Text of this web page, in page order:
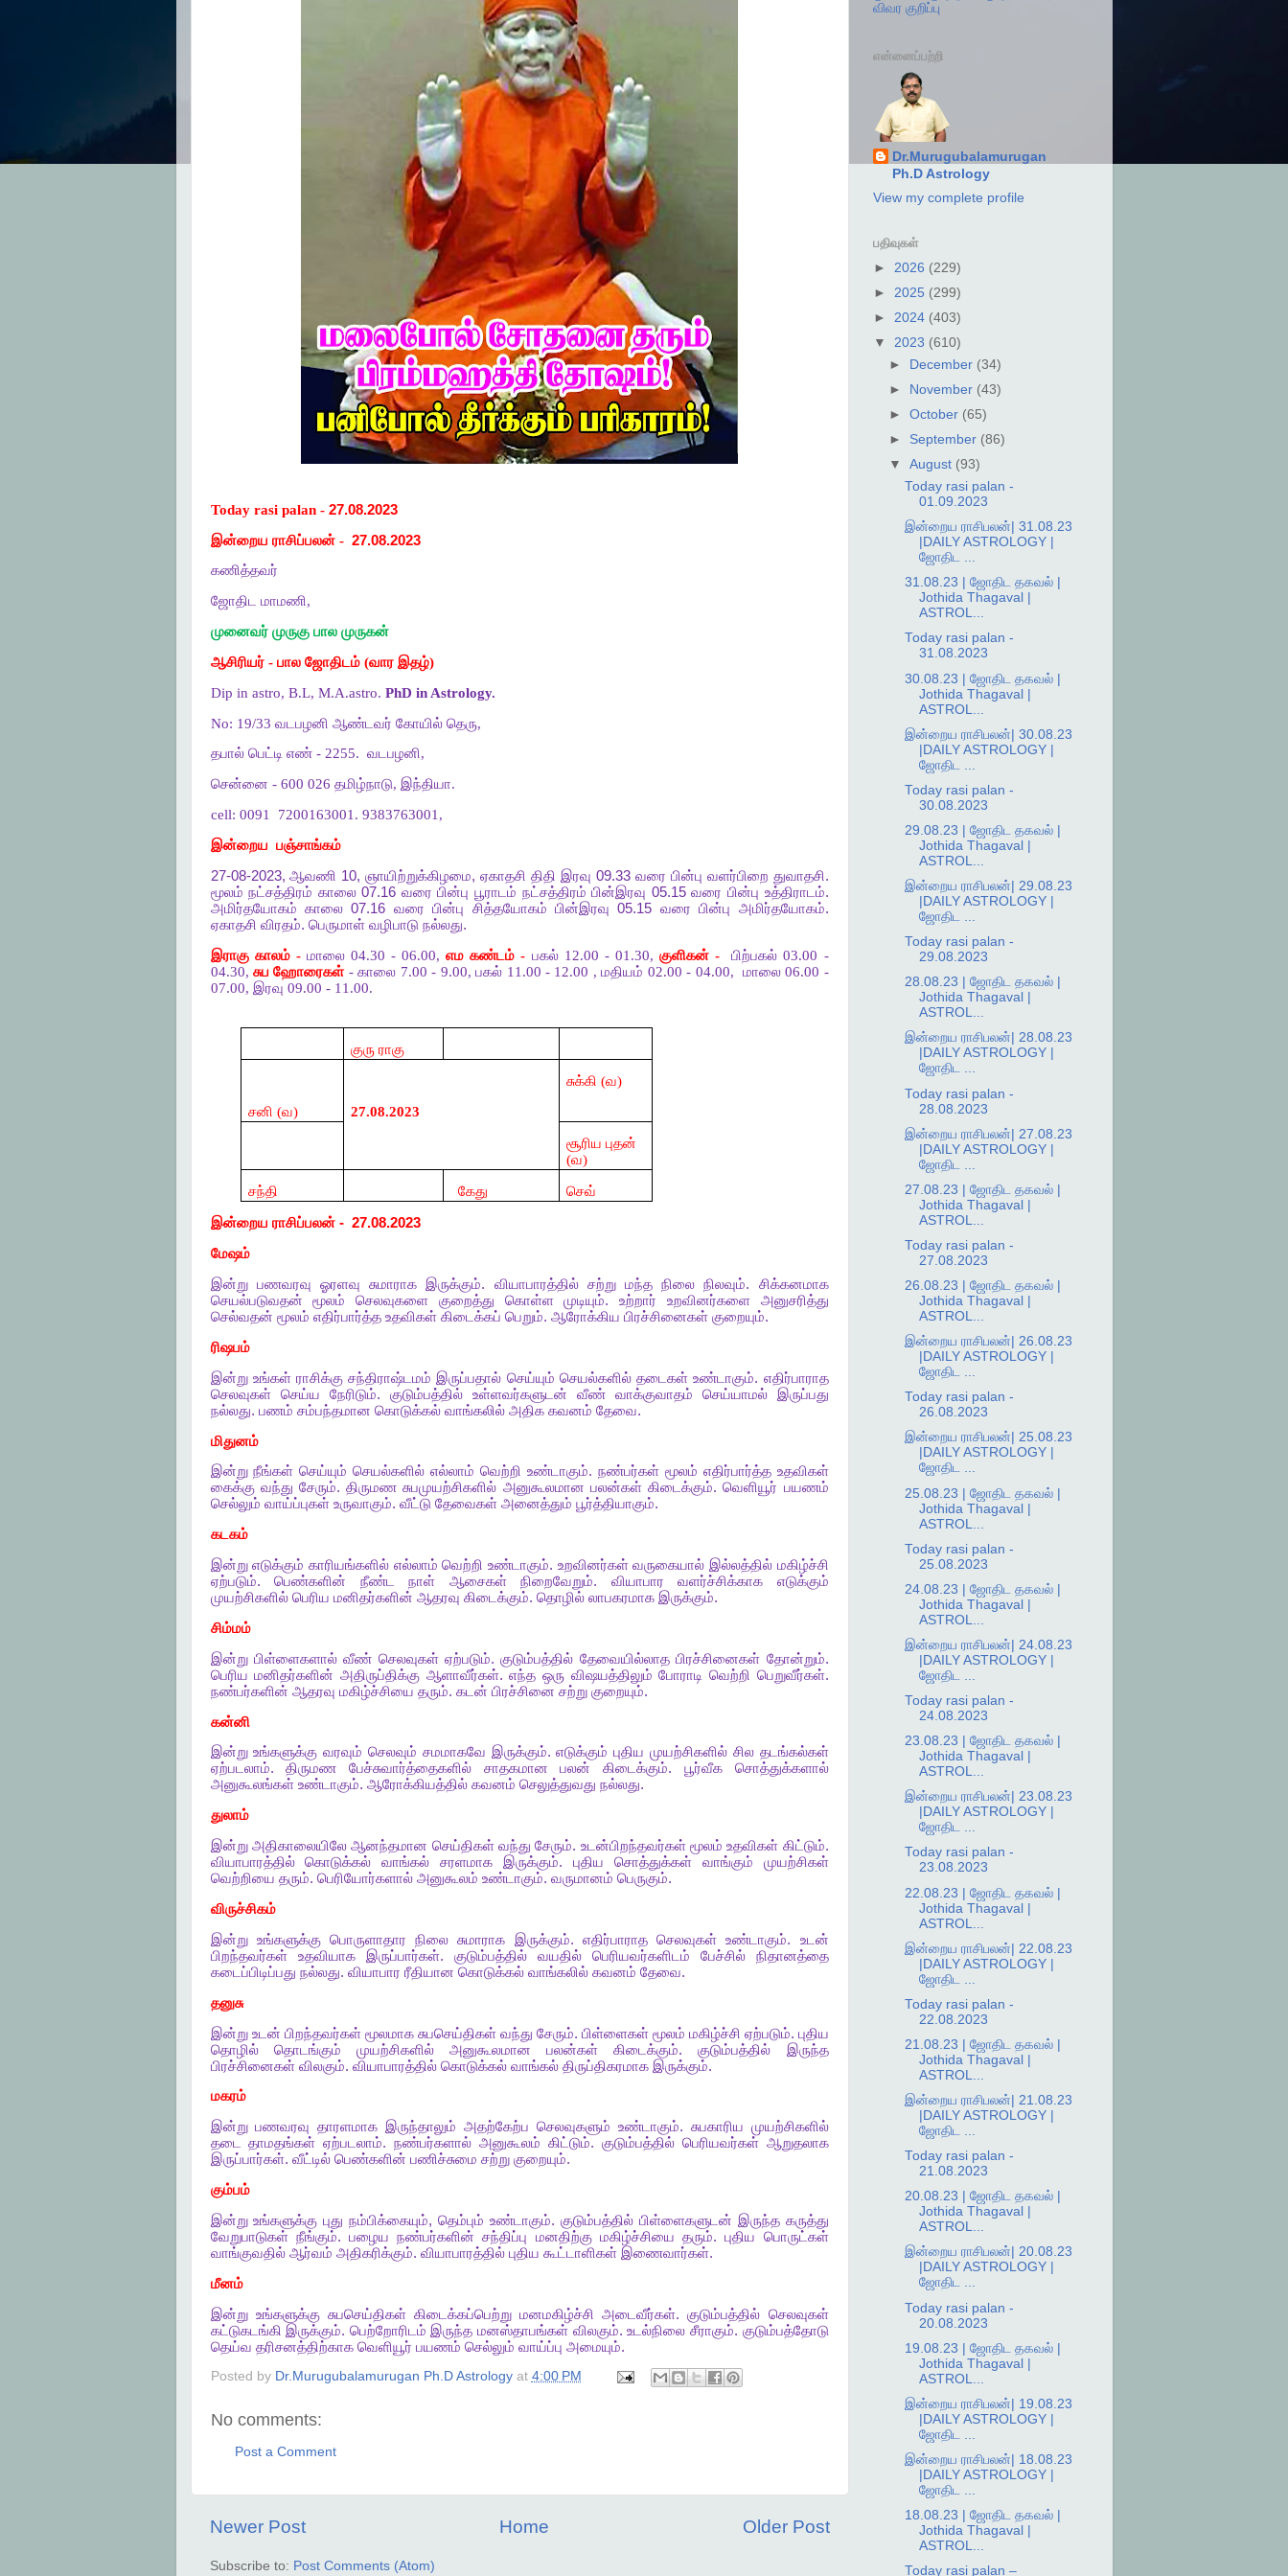
Today rasi palan - 27.08.2023
இன்றைய ராசிப்பலன் - 27.08.2023
கணித்தவர்
ஜோதிட மாமணி,
முனைவர் முருகு பால முருகன்
ஆசிரியர் - பால ஜோதிடம் (வார இதழ்)
Dip in astro, B.L, M.A.astro. PhD in Astrology.
No: 19/33 வடபழனி ஆண்டவர் கோயில் தெரு,
தபால் பெட்டி எண் - 2255. வடபழனி,
சென்னை - 600 026 தமிழ்நாடு, இந்தியா.
cell: 0091
7200163001. 9383763001,
இன்றைய பஞ்சாங்கம்
27-08-2023,ஆவணி 10,ஞாயிற்றுக்கிழமை,ஏகாதசி திதி இரவு 09.33 வரை பின்பு வளர்பிறை துவாதசி.
மூலம் நட்சத்திரம் காலை07.16 வரை பின்பு பூராடம் நட்சத்திரம் பின்இரவு 05.15வரை பின்பு உத்திராடம்.
அமிர்தயோகம் காலை07.16 வரை பின்பு சித்தயோகம் பின்இரவு 05.15 வரை பின்பு அமிர்தயோகம்.
ஏகாதசி விரதம். பெருமாள் வழிபாடு நல்லது.
இராகு காலம் -மாலை 04.30 - 06.00,எம கண்டம் - பகல் 12.00 - 01.30, குளிகன் -
பிற்பகல் 03.00 -
04.30, சுப ஹோரைகள்- காலை 7.00 - 9.00, பகல் 11.00 - 12.00 , மதியம் 02.00 - 04.00,
மாலை 06.00 -
07.00, இரவு 09.00 - 11.00.
குரு ராகு
சனி (வ) 27.08.2023
சுக்கி (வ)
சூரிய புதன்
(வ)
சந்தி கேது செவ்
இன்றைய ராசிப்பலன்- 27.08.2023
மேஷம்
இன்று பணவரவு ஓரளவு சுமாராக இருக்கும். வியாபாரத்தில் சற்று மந்த நிலை நிலவும். சிக்கனமாக
செயல்படுவதன்
மூலம் செலவுகளை குறைத்து கொள்ள முடியும். உற்றார் உறவினர்களை
அனுசரித்து
செல்வதன் மூலம் எதிர்பார்த்த உதவிகள் கிடைக்கப் பெறும். ஆரோக்கிய பிரச்சினைகள் குறையும்.
ரிஷபம்
இன்று உங்கள் ராசிக்கு சந்திராஷ்டமம் இருப்பதால் செய்யும் செயல்களில் தடைகள் உண்டாகும். எதிர்பாராத
செலவுகள்
செய்ய நேரிடும். குடும்பத்தில் உள்ளவர்களுடன் வீண் வாக்குவாதம் செய்யாமல்
இருப்பது
நல்லது. பணம் சம்பந்தமான கொடுக்கல் வாங்கலில் அதிக கவனம் தேவை.
மிதுனம்
இன்று நீங்கள் செய்யும் செயல்களில் எல்லாம் வெற்றி உண்டாகும். நண்பர்கள் மூலம் எதிர்பார்த்த உதவிகள்
கைக்கு வந்து சேரும்.திருமண சுபமுயற்சிகளில் அனுகூலமான பலன்கள் கிடைக்கும்.வெளியூர் பயணம்
செல்லும் வாய்ப்புகள் உருவாகும். வீட்டு தேவைகள் அனைத்தும் பூர்த்தியாகும்.
கடகம்
இன்று எடுக்கும் காரியங்களில் எல்லாம் வெற்றி உண்டாகும். உறவினர்கள் வருகையால் இல்லத்தில் மகிழ்ச்சி
ஏற்படும். பெண்களின் நீண்ட நாள் ஆசைகள் நிறைவேறும். வியாபார வளர்ச்சிக்காக
எடுக்கும்
முயற்சிகளில் பெரிய மனிதர்களின் ஆதரவு கிடைக்கும். தொழில் லாபகரமாக இருக்கும்.
சிம்மம்
இன்று பிள்ளைகளால் வீண் செலவுகள் ஏற்படும்.குடும்பத்தில் தேவையில்லாத பிரச்சினைகள் தோன்றும்.
பெரிய மனிதர்களின் அதிருப்திக்கு ஆளாவீர்கள்.எந்த ஒரு விஷயத்திலும் போராடி வெற்றி பெறுவீர்கள்.
நண்பர்களின் ஆதரவு மகிழ்ச்சியை தரும். கடன் பிரச்சினை சற்று குறையும்.
கன்னி
இன்று உங்களுக்கு வரவும் செலவும் சமமாகவே இருக்கும்.எடுக்கும் புதிய முயற்சிகளில் சில தடங்கல்கள்
ஏற்படலாம்.திருமண பேச்சுவார்த்தைகளில் சாதகமான பலன் கிடைக்கும். பூர்வீக
சொத்துக்களால்
அனுகூலங்கள் உண்டாகும். ஆரோக்கியத்தில் கவனம் செலுத்துவது நல்லது.
துலாம்
இன்று அதிகாலையிலே ஆனந்தமான செய்திகள் வந்து சேரும். உடன்பிறந்தவர்கள் மூலம் உதவிகள் கிட்டும்.
வியாபாரத்தில்
கொடுக்கல் வாங்கல் சரளமாக இருக்கும். புதிய சொத்துக்கள் வாங்கும்
முயற்சிகள்
வெற்றியை தரும். பெரியோர்களால் அனுகூலம் உண்டாகும். வருமானம் பெருகும்.
விருச்சிகம்
இன்று உங்களுக்கு பொருளாதார நிலை சுமாராக இருக்கும். எதிர்பாராத செலவுகள் உண்டாகும். உடன்
பிறந்தவர்கள்
உதவியாக இருப்பார்கள். குடும்பத்தில் வயதில் பெரியவர்களிடம் பேச்சில்
நிதானத்தை
கடைப்பிடிப்பது நல்லது. வியாபார ரீதியான கொடுக்கல் வாங்கலில் கவனம் தேவை.
தனுசு
இன்று உடன் பிறந்தவர்கள் மூலமாக சுபசெய்திகள் வந்து சேரும். பிள்ளைகள் மூலம் மகிழ்ச்சி ஏற்படும். புதிய
தொழில்
தொடங்கும் முயற்சிகளில் அனுகூலமான பலன்கள் கிடைக்கும்.குடும்பத்தில்
இருந்த
பிரச்சினைகள் விலகும். வியாபாரத்தில் கொடுக்கல் வாங்கல் திருப்திகரமாக இருக்கும்.
மகரம்
இன்று பணவரவு தாரளமாக இருந்தாலும் அதற்கேற்ப செலவுகளும் உண்டாகும். சுபகாரிய முயற்சிகளில்
தடை தாமதங்கள் ஏற்படலாம்.நண்பர்களால் அனுகூலம் கிட்டும். குடும்பத்தில் பெரியவர்கள் ஆறுதலாக
இருப்பார்கள். வீட்டில் பெண்களின் பணிச்சுமை சற்று குறையும்.
கும்பம்
இன்று உங்களுக்கு புது நம்பிக்கையும்,தெம்பும் உண்டாகும். குடும்பத்தில் பிள்ளைகளுடன் இருந்த கருத்து
வேறுபாடுகள் நீங்கும். பழைய நண்பர்களின் சந்திப்பு மனதிற்கு மகிழ்ச்சியை தரும்.புதிய
பொருட்கள்
வாங்குவதில் ஆர்வம் அதிகரிக்கும். வியாபாரத்தில் புதிய கூட்டாளிகள் இணைவார்கள்.
மீனம்
இன்று உங்களுக்கு சுபசெய்திகள் கிடைக்கப்பெற்று மனமகிழ்ச்சி அடைவீர்கள்.குடும்பத்தில் செலவுகள்
கட்டுகடங்கி இருக்கும். பெற்றோரிடம் இருந்த மனஸ்தாபங்கள் விலகும்.உடல்நிலை சீராகும். குடும்பத்தோடு
தெய்வ தரிசனத்திற்காக வெளியூர் பயணம் செல்லும் வாய்ப்பு அமையும்.
Posted by Dr.Murugubalamurugan Ph.D Astrology at 4:00 PM
No comments:
Post a Comment
Newer Post Older Post
Home
Subscribe to: Post Comments (Atom)
விவர குறிப்பு
என்னைப்பற்றி
Dr.Murugubalamurugan
Ph.D Astrology
View my complete profile
பதிவுகள்
► 2026 (229)
► 2025 (299)
► 2024 (403)
▼ 2023 (610)
►
December (34)
►
November (43)
► October (65)
► September (86)
▼ August (93)
Today rasi palan -
01.09.2023
இன்றைய ராசிபலன்| 31.08.23
|DAILY ASTROLOGY |
ஜோதிட ...
31.08.23 | ஜோதிட தகவல் |
Jothida Thagaval |
ASTROL...
Today rasi palan -
31.08.2023
30.08.23 | ஜோதிட தகவல் |
Jothida Thagaval |
ASTROL...
இன்றைய ராசிபலன்| 30.08.23
|DAILY ASTROLOGY |
ஜோதிட ...
Today rasi palan -
30.08.2023
29.08.23 | ஜோதிட தகவல் |
Jothida Thagaval |
ASTROL...
இன்றைய ராசிபலன்| 29.08.23
|DAILY ASTROLOGY |
ஜோதிட ...
Today rasi palan -
29.08.2023
28.08.23 | ஜோதிட தகவல் |
Jothida Thagaval |
ASTROL...
இன்றைய ராசிபலன்| 28.08.23
|DAILY ASTROLOGY |
ஜோதிட ...
Today rasi palan -
28.08.2023
இன்றைய ராசிபலன்| 27.08.23
|DAILY ASTROLOGY |
ஜோதிட ...
27.08.23 | ஜோதிட தகவல் |
Jothida Thagaval |
ASTROL...
Today rasi palan -
27.08.2023
26.08.23 | ஜோதிட தகவல் |
Jothida Thagaval |
ASTROL...
இன்றைய ராசிபலன்| 26.08.23
|DAILY ASTROLOGY |
ஜோதிட ...
Today rasi palan -
26.08.2023
இன்றைய ராசிபலன்| 25.08.23
|DAILY ASTROLOGY |
ஜோதிட ...
25.08.23 | ஜோதிட தகவல் |
Jothida Thagaval |
ASTROL...
Today rasi palan -
25.08.2023
24.08.23 | ஜோதிட தகவல் |
Jothida Thagaval |
ASTROL...
இன்றைய ராசிபலன்| 24.08.23
|DAILY ASTROLOGY |
ஜோதிட ...
Today rasi palan -
24.08.2023
23.08.23 | ஜோதிட தகவல் |
Jothida Thagaval |
ASTROL...
இன்றைய ராசிபலன்| 23.08.23
|DAILY ASTROLOGY |
ஜோதிட ...
Today rasi palan -
23.08.2023
22.08.23 | ஜோதிட தகவல் |
Jothida Thagaval |
ASTROL...
இன்றைய ராசிபலன்| 22.08.23
|DAILY ASTROLOGY |
ஜோதிட ...
Today rasi palan -
22.08.2023
21.08.23 | ஜோதிட தகவல் |
Jothida Thagaval |
ASTROL...
இன்றைய ராசிபலன்| 21.08.23
|DAILY ASTROLOGY |
ஜோதிட ...
Today rasi palan -
21.08.2023
20.08.23 | ஜோதிட தகவல் |
Jothida Thagaval |
ASTROL...
இன்றைய ராசிபலன்| 20.08.23
|DAILY ASTROLOGY |
ஜோதிட ...
Today rasi palan -
20.08.2023
19.08.23 | ஜோதிட தகவல் |
Jothida Thagaval |
ASTROL...
இன்றைய ராசிபலன்| 19.08.23
|DAILY ASTROLOGY |
ஜோதிட ...
இன்றைய ராசிபலன்| 18.08.23
|DAILY ASTROLOGY |
ஜோதிட ...
18.08.23 | ஜோதிட தகவல் |
Jothida Thagaval |
ASTROL...
Today rasi palan –